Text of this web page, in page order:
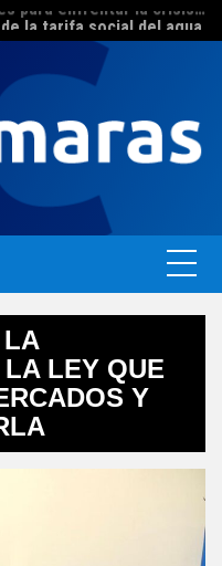
la tarifa social del agua
LA
LEY QUE
Y